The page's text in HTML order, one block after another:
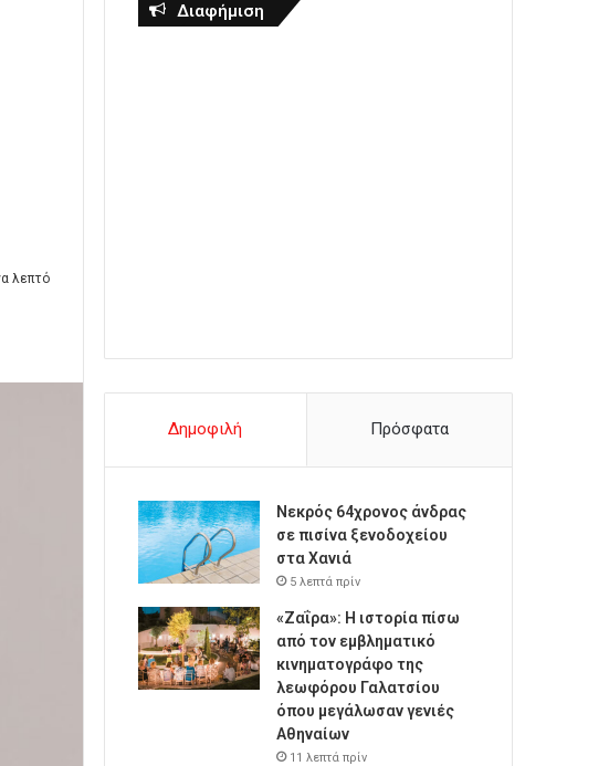
λεπτό
Διαφήμιση
Δημοφιλή Πρόσφατα
Νεκρός 64χρονος άνδρας
σε πισίνα ξενοδοχείου
στα Χανιά
5 λεπτά πρίν
«Ζαΐρα»: Η ιστορία πίσω
από τον εμβληματικό
κινηματογράφο της
λεωφόρου Γαλατσίου
όπου μεγάλωσαν γενιές
Αθηναίων
11 λεπτά πρίν